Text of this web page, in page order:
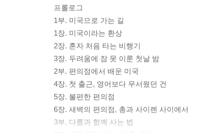
프롤로그
1부. 미국으로 가는 길
1장. 미국이라는 환상
2장. 혼자 처음 타는 비행기
3장. 두려움에 잠 못 이룬 첫날 밤
2부. 편의점에서 배운 미국
4장. 첫 출근, 영어보다 무서웠던 건
5장. 불편한 편의점
6장. 새벽의 편의점, 총과 사이렌 사이에서
3부. 다름과 함께 사는 법